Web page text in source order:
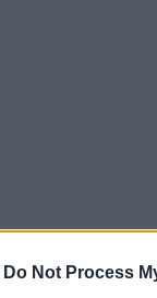
Do Not Process